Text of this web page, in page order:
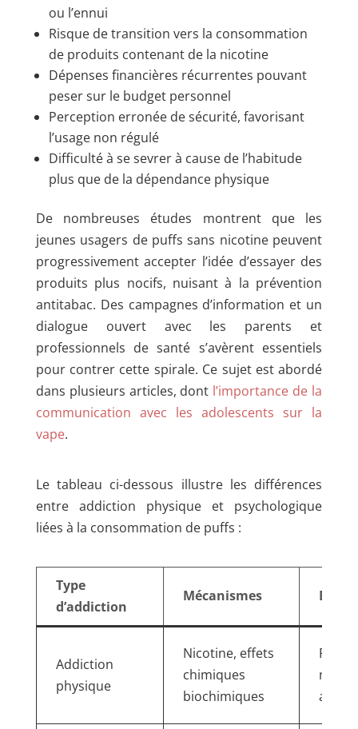
ou l’ennui
Risque de transition vers la consommation
de produits contenant de la nicotine
Dépenses financières récurrentes pouvant
peser sur le budget personnel
Perception erronée de sécurité, favorisant
l’usage non régulé
Difficulté à se sevrer à cause de l’habitude
plus que de la dépendance physique
De nombreuses études montrent que les
jeunes usagers de puffs sans nicotine peuvent
progressivement accepter l’idée d’essayer des
produits plus nocifs, nuisant à la prévention
antitabac. Des campagnes d’information et un
dialogue ouvert avec les parents et
professionnels de santé s’avèrent essentiels
pour contrer cette spirale. Ce sujet est abordé
dans plusieurs articles, dont l’importance de la
communication avec les adolescents sur la
vape.
Le tableau ci-dessous illustre les différences
entre addiction physique et psychologique
liées à la consommation de puffs :
Type
d’addiction
Mécanismes Durée
Addiction
physique
Nicotine, effets
chimiques
biochimiques
mois à